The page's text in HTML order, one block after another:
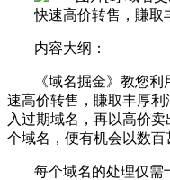
内容大纲：
《域名掘金》教您
速高价转售，賺取丰厚
入过期域名，再以高价
个域名，便有机会以数百
每个域名的处理仅需